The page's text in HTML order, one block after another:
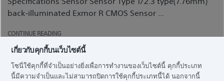
back-illuminated Exmor R CMOS Sensor ...
CONTINUE READING
เกี่ยวกับคุกกี้บนเว็บไซต์นี้
โซนี่ใช้คุกกี้ที่จำเป็นอย่างยิ่งเพื่อการทำงานของเว็บไซต์นี้ คุกกี้ประเภท
นี้มีความจำเป็นและไม่สามารถปิดการใช้คุกกี้ประเภทนี้ได้ นอกจากนี้